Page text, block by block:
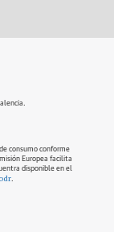
consumo conforme
Europea facilita
disponible en el
.